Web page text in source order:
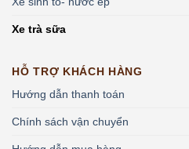
Xe trà sữa
HỖ TRỢ KHÁCH HÀNG
Hướng dẫn thanh toán
Chính sách vận chuyển